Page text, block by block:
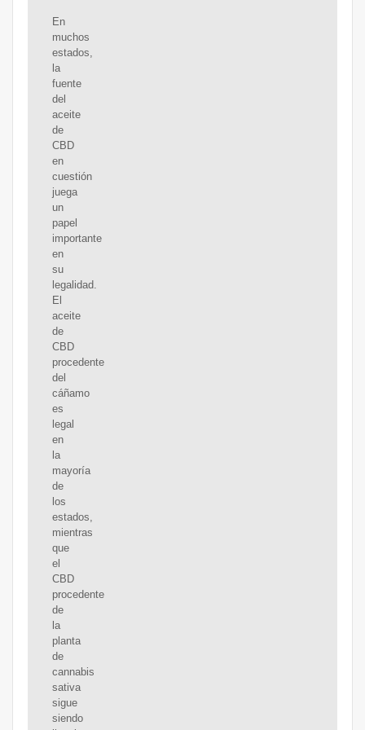
En
muchos
estados,
la
fuente
del
aceite
de
CBD
en
cuestión
juega
un
papel
importante
en
su
legalidad.
El
aceite
de
CBD
procedente
del
cáñamo
es
legal
en
la
mayoría
de
los
estados,
mientras
que
el
CBD
procedente
de
la
planta
de
cannabis
sativa
sigue
siendo